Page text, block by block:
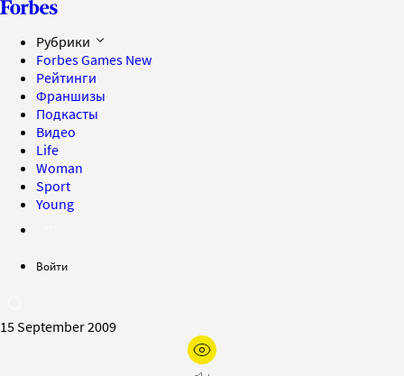
Рубрики
Forbes Games New
Рейтинги
Франшизы
Подкасты
Видео
Life
Woman
Sport
Young
Войти
15 September 2009